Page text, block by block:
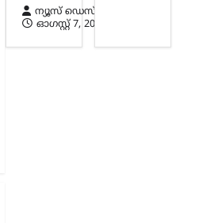
ന്യൂസ് ഡെസ്ക്
ഓഗസ്റ്റ്‌ 7, 2026